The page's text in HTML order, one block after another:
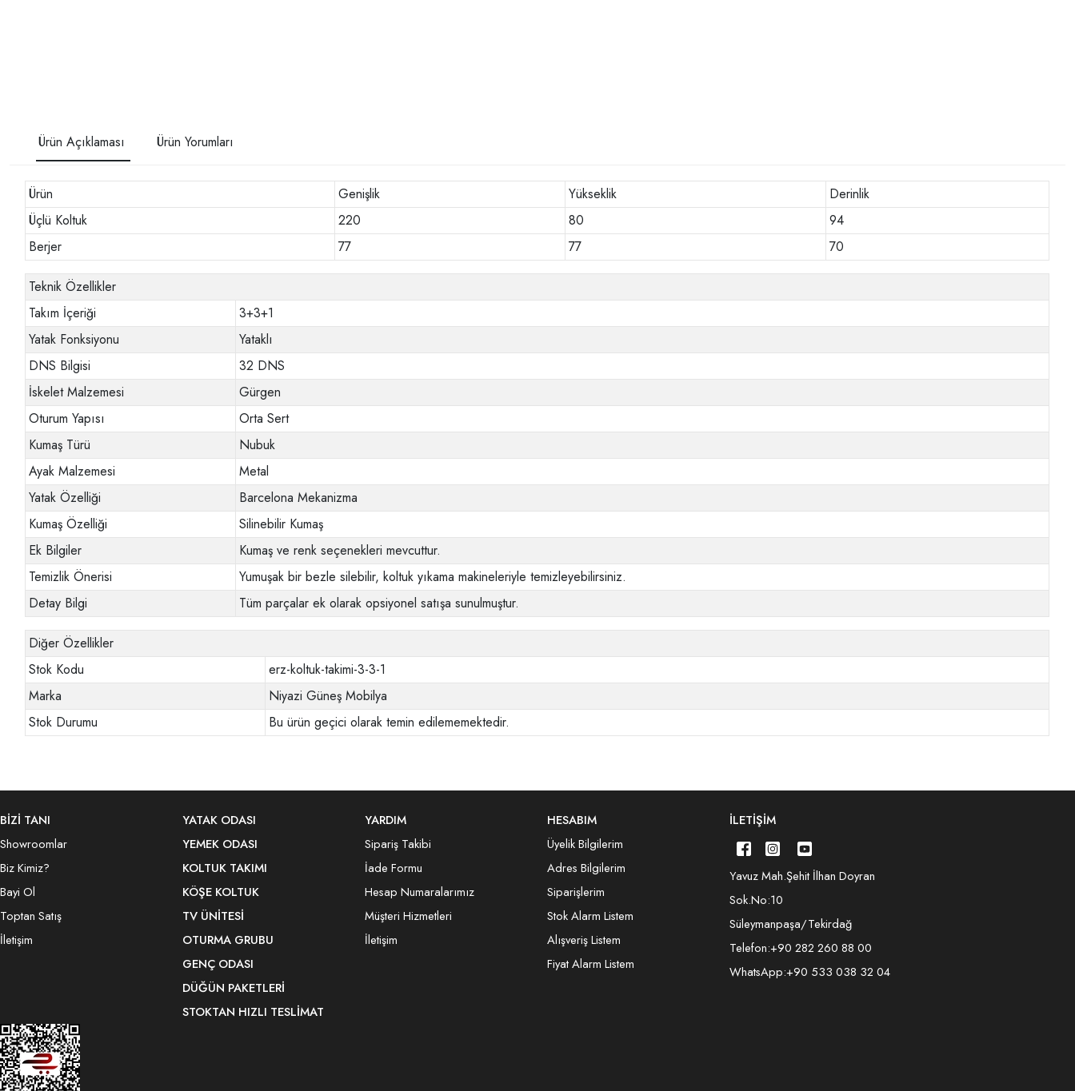
Ürün Açıklaması Ürün Yorumları
Ürün Genişlik Yükseklik
Derinlik
Üçlü Koltuk
220 80
94
Berjer
77 77 70
Teknik Özellikler
Takım İçeriği
3+3+1
Yatak Fonksiyonu
Yataklı
DNS Bilgisi
32 DNS
İskelet Malzemesi
Gürgen
Oturum Yapısı
Orta Sert
Kumaş Türü
Nubuk
Ayak Malzemesi
Metal
Yatak Özelliği
Barcelona Mekanizma
Kumaş Özelliği
Silinebilir Kumaş
Ek Bilgiler
Kumaş ve renk seçenekleri mevcuttur.
Temizlik Önerisi
Yumuşak bir bezle silebilir, koltuk yıkama makineleriyle temizleyebilirsiniz.
Detay Bilgi
Tüm parçalar ek olarak opsiyonel satışa sunulmuştur.
Diğer Özellikler
Stok Kodu
erz-koltuk-takimi-3-3-1
Marka
Niyazi Güneş Mobilya
Stok Durumu
Bu ürün geçici olarak temin edilememektedir.
BİZİ TANI
Showroomlar
Biz Kimiz?
Bayi Ol
Toptan Satış
İletişim
YATAK ODASI
YEMEK ODASI
KOLTUK TAKIMI
KÖŞE KOLTUK
TV ÜNITESI
OTURMA GRUBU
GENÇ ODASI
DÜĞÜN PAKETLERI
STOKTAN HIZLI TESLIMAT
YARDIM
Sipariş Takibi
İade Formu
Hesap Numaralarımız
Müşteri Hizmetleri
İletişim
HESABIM
Üyelik Bilgilerim
Adres Bilgilerim
Siparişlerim
Stok Alarm Listem
Alışveriş Listem
Fiyat Alarm Listem
İLETIŞIM
Yavuz Mah.Şehit İlhan Doyran
Sok.No:10
Süleymanpaşa/Tekirdağ
Telefon:+90 282 260 88 00
WhatsApp:+90 533 038 32 04